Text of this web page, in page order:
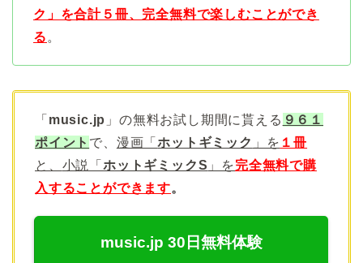
ク」を合計５冊、 完全無料で楽しむことができ
る。
「 music.jp 」の無料お試し期間に貰える ９６１
ポイント で、 漫画「ホットギミック 」を １冊
と、 小説「ホットギミックS 」を完全無料で購
入することができます。
music.jp 30日無料体験